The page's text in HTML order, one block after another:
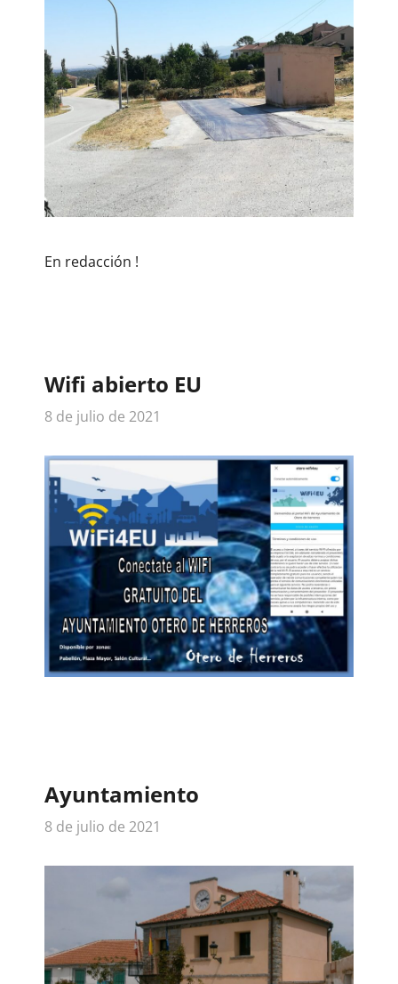
En redacción !
Wifi abierto EU
8 de julio de 2021
Ayuntamiento
8 de julio de 2021